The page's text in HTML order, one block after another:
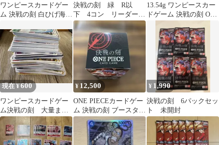
ワンピースカードゲー
ム 決戦の刻 白ひげ海賊
決戦の刻 緑 R以
下 4コン リーダーカ
ード付き
13.54g ワンピースカー
ドゲーム 決戦の刻 OP-
現在 ¥600
ワンピースカードゲー
ム決戦の刻 大量まと
め売り
¥ 12,500
ONE PIECEカードゲー
ム 決戦の刻 ブースター
パック OP-16
¥ 1,990
決戦の刻 6パックセッ
ト 未開封